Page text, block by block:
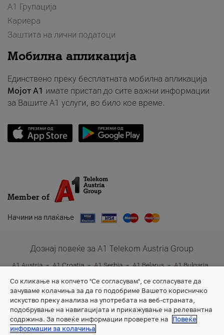
А1 Групација
Кариера
Заштита на лични податоци
Мобилна апликација
Единствено преку бесплатната мобилна апликација
Мојот A1 имате пристап до сите важни информации
за Вашите A1 услуги, во било кое време.
Member of
Начини на плаќање
Дознај повеќе за A1 Telekom Austria Group
A1 Austria A1 Croatia A1 Serbia A1 Belarus
A1 Bulgaria
A1 Slovenia
A1 Digital
Со кликање на копчето "Се согласувам", се согласувате да
зачуваме колачиња за да го подобриме Вашето корисничко
искуство преку анализа на употребата на веб-страната,
подобрување на навигацијата и прикажување на релевантна
содржина. За повеќе информации проверете на
Повеќе
информации за колачиња